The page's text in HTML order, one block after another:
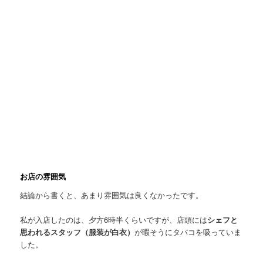
お店の雰囲気
結論から書くと、あまり雰囲気は良くなかったです。
私が入店したのは、夕方6時半くらいですが、店頭にはシェフと
思われるスタッフ（服装が白衣）が暇そうにタバコを吸っていま
した。